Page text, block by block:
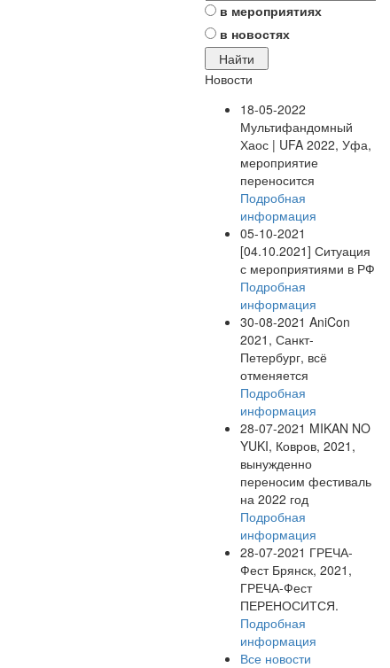
в мероприятиях
в новостях
Новости
18-05-2022
Мультифандомный
Хаос | UFA 2022, Уфа,
мероприятие
переносится
Подробная
информация
05-10-2021
[04.10.2021] Ситуация
с мероприятиями в РФ
Подробная
информация
30-08-2021 AniCon
2021, Санкт-
Петербург, всё
отменяется
Подробная
информация
28-07-2021 MIKAN NO
YUKI, Ковров, 2021,
вынужденно
переносим фестиваль
на 2022 год
Подробная
информация
28-07-2021 ГРЕЧА-
Фест Брянск, 2021,
ГРЕЧА-Фест
ПЕРЕНОСИТСЯ.
Подробная
информация
Все новости